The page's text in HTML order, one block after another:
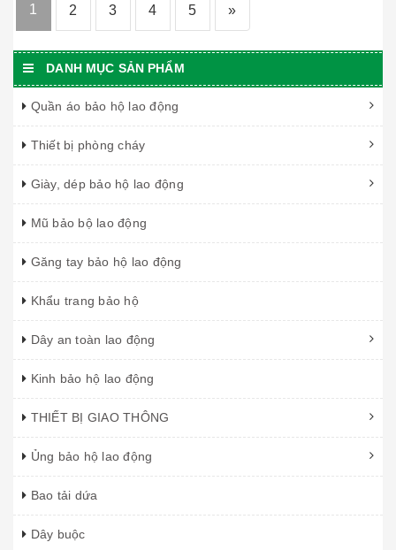
1 2 3 4 5 »
DANH MỤC SẢN PHẨM
Quần áo bảo hộ lao động
Thiết bị phòng cháy
Giày, dép bảo hộ lao động
Mũ bảo bộ lao động
Găng tay bảo hộ lao động
Khẩu trang bảo hộ
Dây an toàn lao động
Kinh bảo hộ lao động
THIẾT BỊ GIAO THÔNG
Ủng bảo hộ lao động
Bao tải dứa
Dây buộc